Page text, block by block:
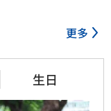
更多
生日